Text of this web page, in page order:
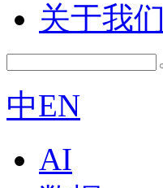
关于我们
中EN
AI